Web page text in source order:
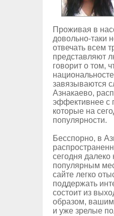
Проживая в
довольно-таки
отвечать всем
представляют
говорит о том,
завязываются
Азнакаево,
эффективнее с
которые на
популярности.
Бесспорно, в
сегодня далеко
популярным
сайте легко
поддержать
состоит из
образом,
и уже зрелые